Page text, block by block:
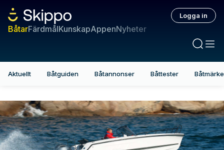
BåtarFärdmålKunskapAppenNyheter
Logga in
Aktuellt Båtguiden Båtannonser Båttester